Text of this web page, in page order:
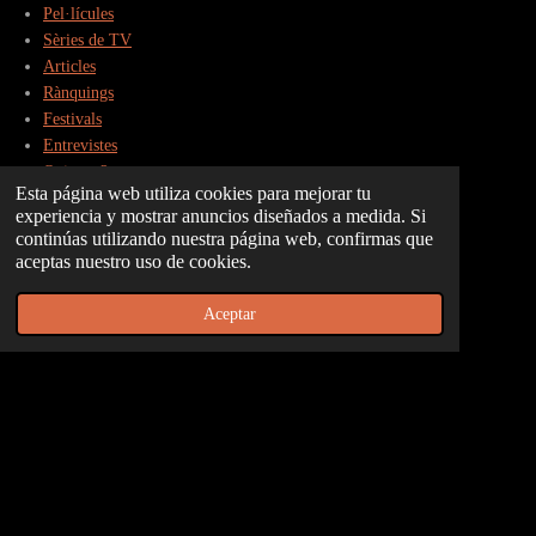
Esta página web utiliza cookies para mejorar tu
experiencia y mostrar anuncios diseñados a medida. Si
continúas utilizando nuestra página web, confirmas que
aceptas nuestro uso de cookies.
Aceptar
Pel·lícules
Sèries de TV
Articles
Rànquings
Festivals
Entrevistes
Qui som?
Contacte
TikTok
Instagram